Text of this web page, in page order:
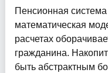
Пенсионная
математическая
расчетах
гражданина.
быть абстрактным